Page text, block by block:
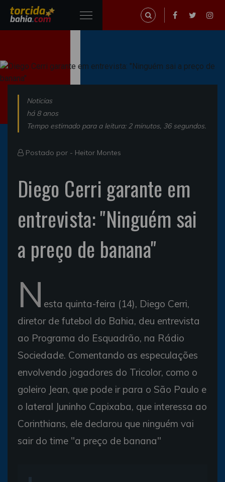
Noticias
há 8 anos
Tempo estimado para a leitura: 2 minutos, 36 segundos.
Postado por - Heitor Montes
Diego Cerri garante em
entrevista: "Ninguém sai
a preço de banana"
N esta quinta-feira (14), Diego Cerri,
diretor de futebol do Bahia, deu entrevista
ao Programa do Esquadrão, na Rádio
Sociedade. Comentando as especulações
envolvendo jogadores do Tricolor, como o
goleiro Jean, que pode ir para o São Paulo e
o lateral Juninho Capixaba, que interessa ao
Corinthians, ele declarou que ninguém vai
sair do time "a preço de banana"